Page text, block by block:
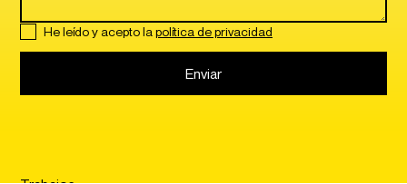
He leído y acepto la política de privacidad